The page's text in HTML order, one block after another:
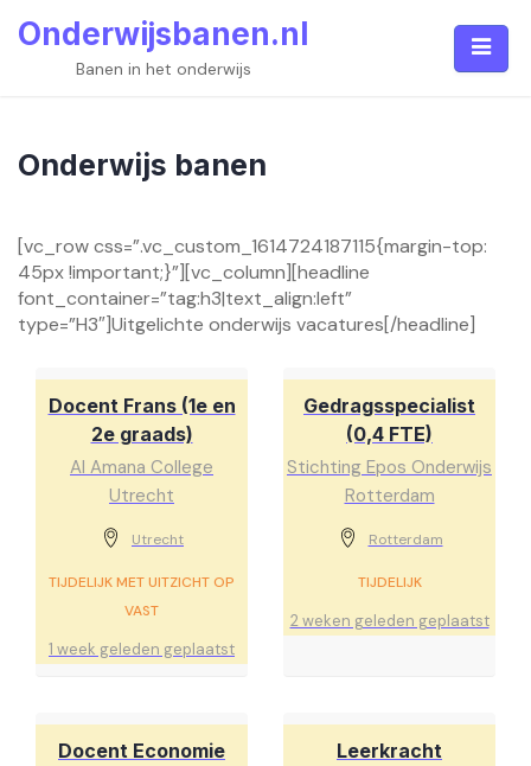
Onderwijsbanen.nl
Banen in het onderwijs
Onderwijs banen
[vc_row css=”.vc_custom_1614724187115{margin-top:
45px !important;}”][vc_column][headline
font_container=”tag:h3|text_align:left”
type=”H3″]Uitgelichte onderwijs vacatures[/headline]
Docent Frans (1e en
2e graads)
Al Amana College
Utrecht
Utrecht
TIJDELIJK MET UITZICHT OP
VAST
1 week geleden geplaatst
Gedragsspecialist
(0,4 FTE)
Stichting Epos Onderwijs
Rotterdam
Rotterdam
TIJDELIJK
2 weken geleden geplaatst
Docent Economie
Leerkracht